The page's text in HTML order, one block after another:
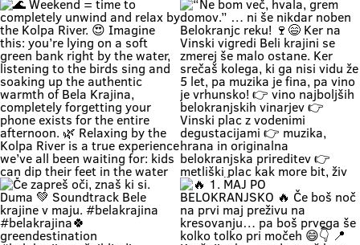
Zapri oči, globoko vdihni. Pri nas
čas teče počasneje. Duma si. 🌿
Soundtrack Bele krajine v juniju.
#belakrajina
#belakrajinasrčnihljudi
#kolpariver #rekakolpa
#belakrajinagreendestination
🚗 Zakaj bi vikend začel v koloni …
če ga lahk začneš s čofotom v
Kolpi? 🌊😎 Medtem ko eni na
avtocesti poslušajo “čez 300
metrov zastoj”, ti lahko že
namakaš noge v eni najlepših rek
pri nas. 💚 V Bela krajina mode: ✨
brez gužve ✨ brez živciranja ✨
brez pregrete pločevine ✨ pa z
veliko vode, sence in vikend kot
nekoč občutka Kolpa ima že
prijetnih 20+ °C, naravne plaže še
dihajo na izi, cesta do sem pa ni
stres test za živce. 😌 💡 Vikend
plan: kopalke ✔️ brisača ✔️ hladna
pijača ✔️ DARS drama ❌ 📍 Bela
krajina kliče. Pa ne po troblji. 😏
#BelaKrajina #Kolpa
#SloveniaOutdoor #FeelSlovenia
#Poletje Roadtrip Narava Kopanje
WeekendMood HiddenGem
SloveniaGreen
🌊 Weekend = time to completely
unwind and relax by the Kolpa
River. 😍 Imagine this: you’re lying
on a soft green bank right by the
water, listening to the birds sing
and soaking up the authentic
“Ne bom več, hvala, grem domov.”
… ni še nikdar noben Belokranjc
reku! 🍷😄 Ker na Vinski vigredi
Beli krajini se zmerej še malo
ostane. Ker srečaš kolega, ki ga
nisi vidu že 5 let, pa muzika je fina,